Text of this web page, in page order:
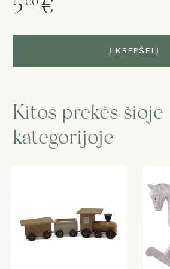
5 00 €
Į KREPŠELĮ
Kitos prekės šioje
kategorijoje